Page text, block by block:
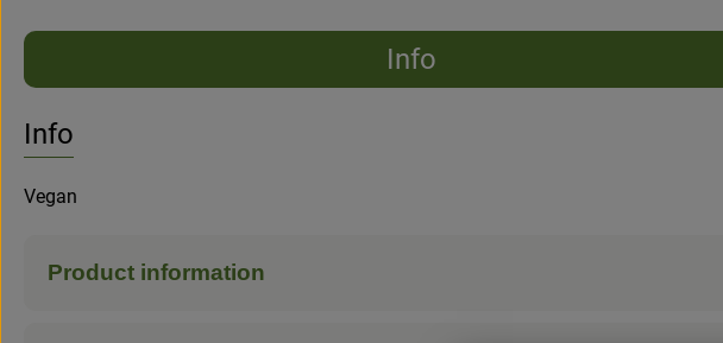
Info
Info
Vegan
Product information